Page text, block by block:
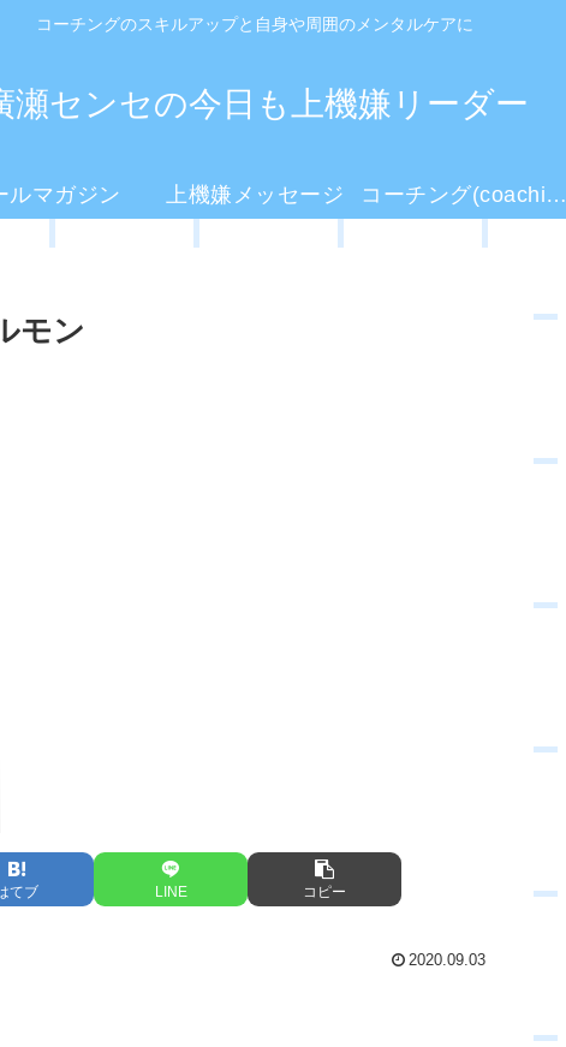
コーチングのスキルアップと自身や周囲のメンタルケアに
瀬センセの今日も上機嫌リーダー
ルマガジン 上機嫌メッセージ コーチング(coaching)とは？
モン
てブ LINE コピー
2020.09.03